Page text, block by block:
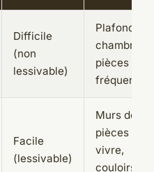
Difficile
(non
lessivable)
Plafonds,
chambres,
pièces peu
Facile
(lessivable)
Murs des
pièces à
vivre,
couloirs,